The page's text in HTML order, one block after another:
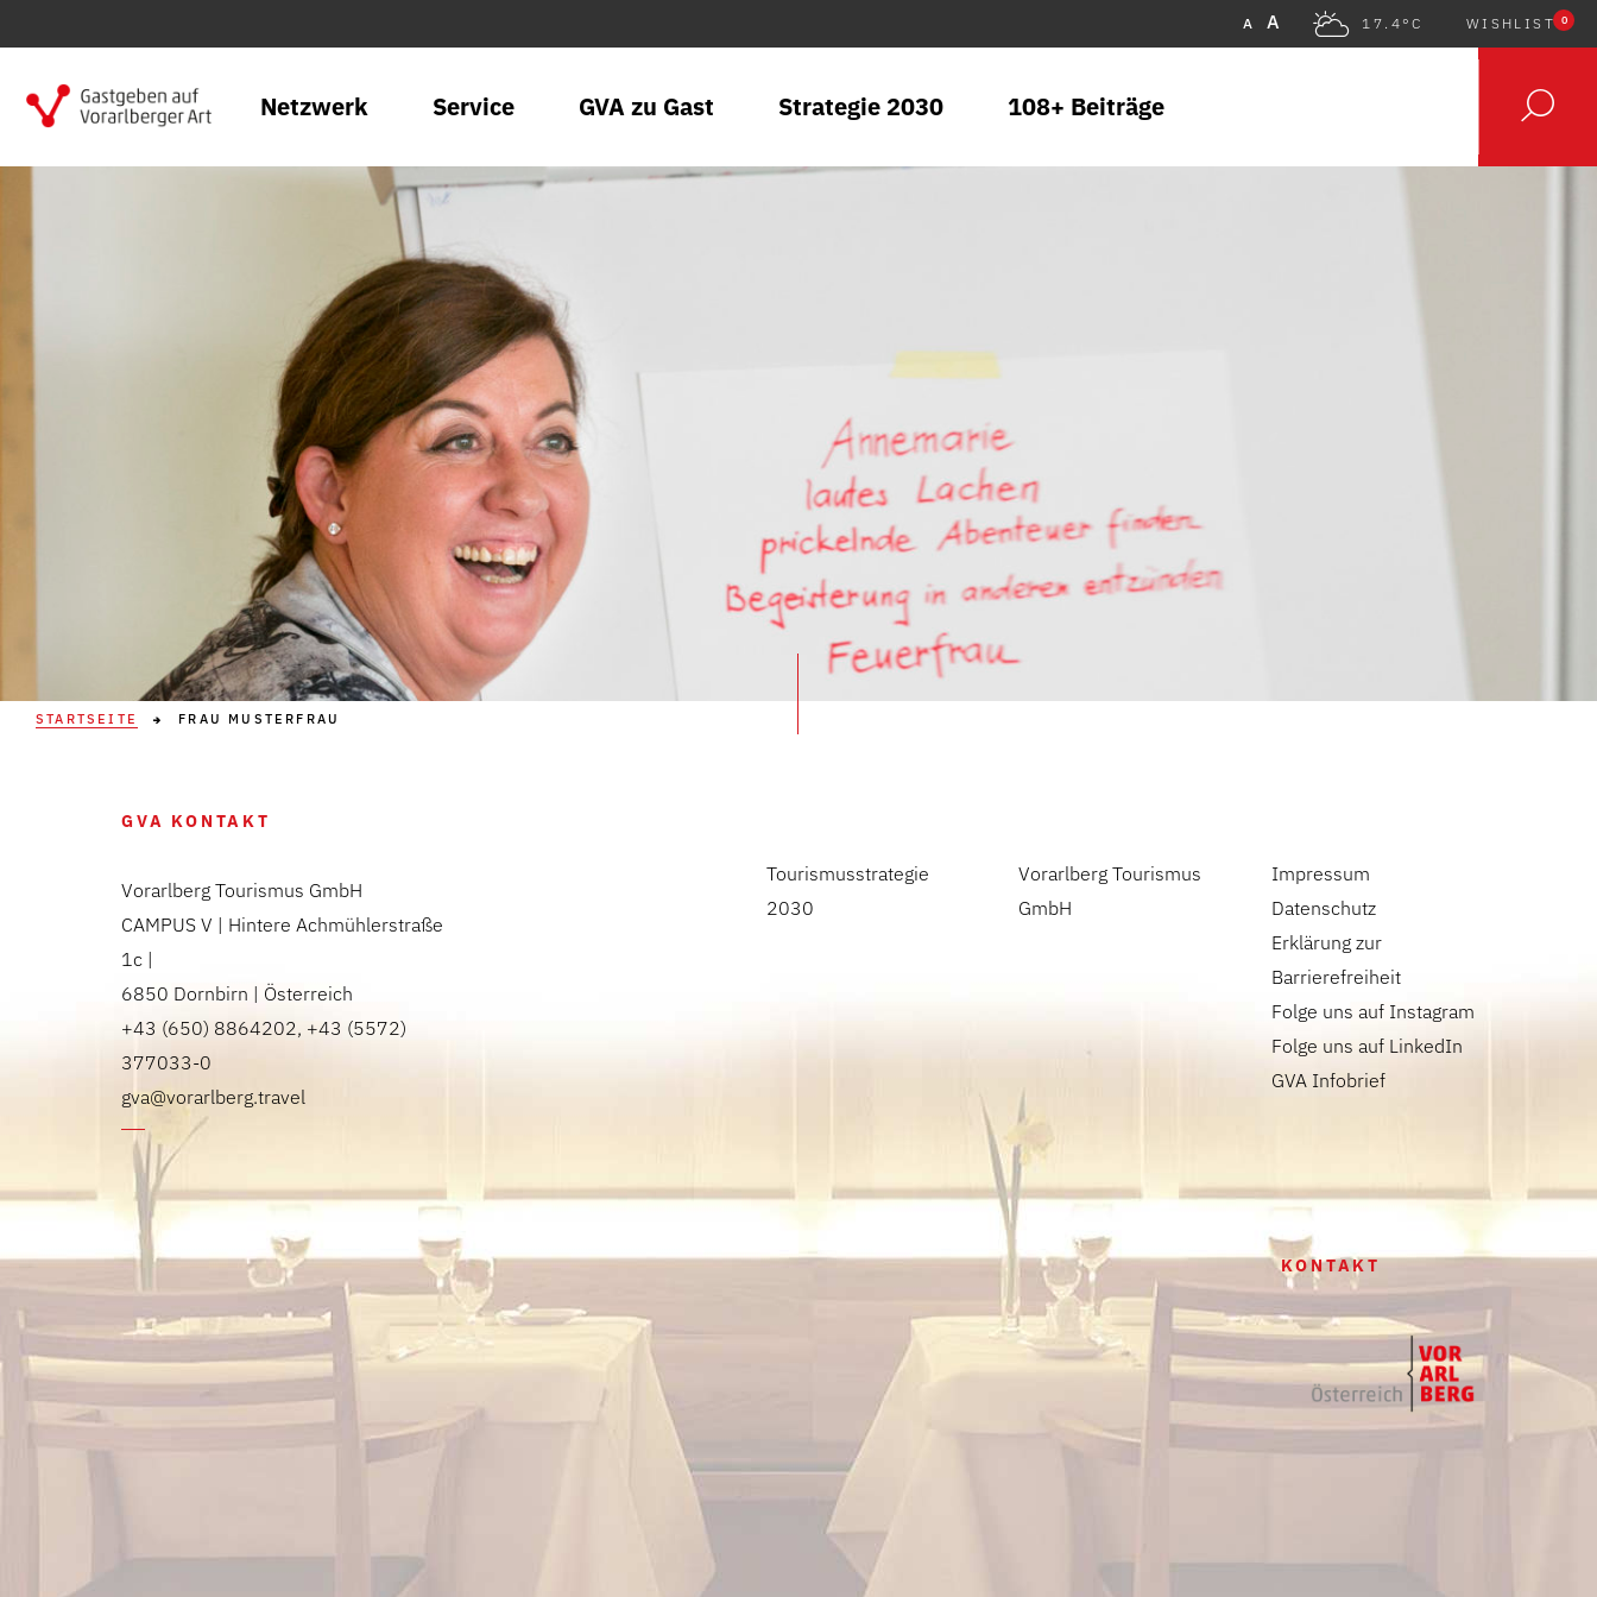
A A 17.4°C WISHLIST 0
Netzwerk Service GVA zu Gast Strategie 2030 108+ Beiträge
STARTSEITE FRAU MUSTERFRAU
GVA KONTAKT
Vorarlberg Tourismus GmbH
CAMPUS V | Hintere Achmühlerstraße
1c |
6850 Dornbirn | Österreich
+43 (650) 8864202, +43 (5572)
377033-0
gva@vorarlberg.travel
Tourismusstrategie
2030
Vorarlberg Tourismus
GmbH
Impressum
Datenschutz
Erklärung zur
Barrierefreiheit
Folge uns auf Instagram
Folge uns auf LinkedIn
GVA Infobrief
KONTAKT